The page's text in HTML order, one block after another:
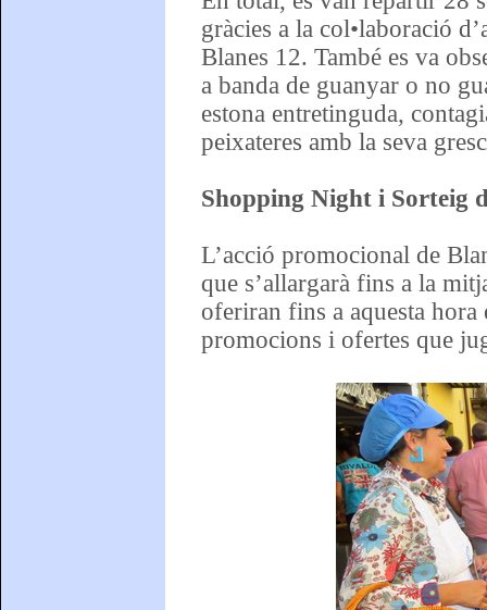
gràcies a la col•laboració
Blanes 12. També es va
a banda de guanyar o no
estona entretinguda,
peixateres amb la seva
Shopping Night i Sorteig
L’acció promocional de
que s’allargarà fins a la
oferiran fins a aquesta hora
promocions i ofertes que